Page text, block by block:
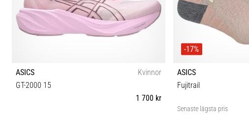
ASICS
Kvinnor
GT-2000 15
1 700 kr
-17%
ASICS
Fujitrail
Senaste lägsta pris